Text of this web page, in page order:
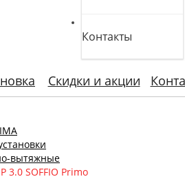
Контакты
Скидки и акции
вытяжные
3.0 SOFFIO Primo